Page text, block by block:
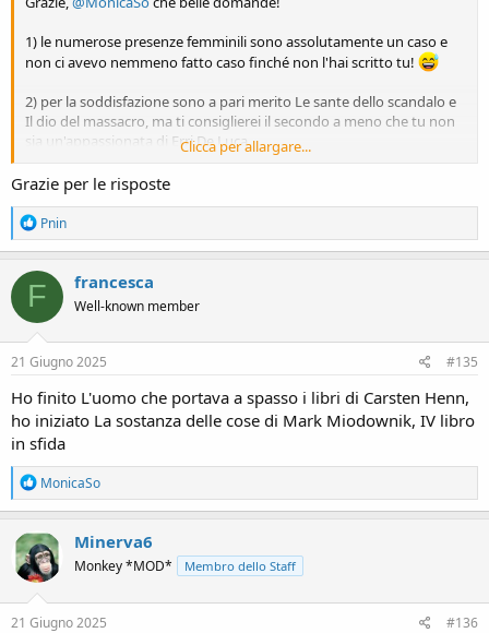
1) le numerose presenze femminili sono assolutamente un caso e
non ci avevo nemmeno fatto caso finché non l'hai scritto tu!
2) per la soddisfazione sono a pari merito Le sante dello scandalo e
Il dio del massacro, ma ti consiglierei il secondo a meno che tu non
sia un'appassionata di Erri De Luca
3) avrei sostituito Anime nere perché mi aspettavo di meglio come
stile di scrittura
Clicca per allargare...
Grazie per le risposte
R
e
a
c
t
o
n
s
Pnin
F francesca
Well-known member
21 Giugno 2025 #135
Ho finito L'uomo che portava a spasso i libri di Carsten Henn,
ho iniziato La sostanza delle cose di Mark Miodownik, IV libro
in sfida
R
e
a
c
t
i
o
n
s
MonicaSo
Minerva6
Monkey *MOD* Membro dello Staff
21 Giugno 2025 #136